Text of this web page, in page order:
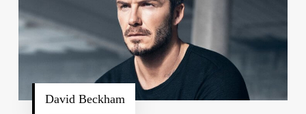
David Beckham